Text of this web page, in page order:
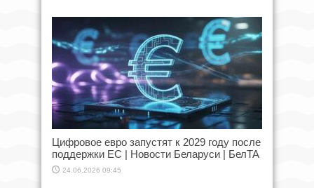
Цифровое евро запустят к 2029 году после
поддержки ЕС | Новости Беларуси | БелТА
24.06.2026 09:45